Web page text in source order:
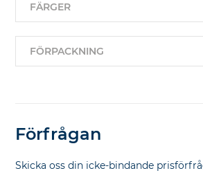
FÄRGER
FÖRPACKNING
Förfrågan
Skicka oss din icke-bindande